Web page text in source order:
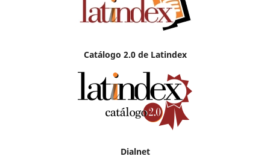
Catálogo 2.0 de Latindex
Dialnet